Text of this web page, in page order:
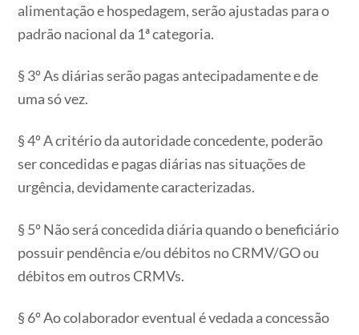
alimentação e hospedagem, serão ajustadas para o
padrão nacional da 1ª categoria.
§ 3º As diárias serão pagas antecipadamente e de
uma só vez.
§ 4º A critério da autoridade concedente, poderão
ser concedidas e pagas diárias nas situações de
urgência, devidamente caracterizadas.
§ 5º Não será concedida diária quando o beneficiário
possuir pendência e/ou débitos no CRMV/GO ou
débitos em outros CRMVs.
§ 6º Ao colaborador eventual é vedada a concessão